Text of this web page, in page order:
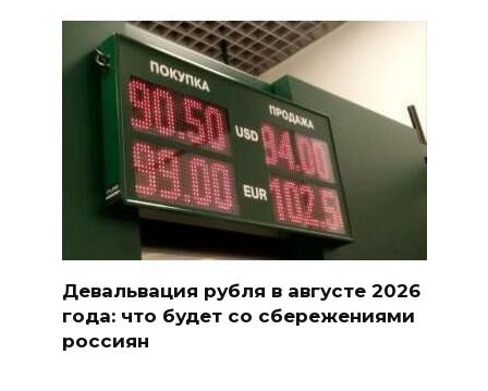
Девальвация рубля в августе 2026
года: что будет со сбережениями
россиян